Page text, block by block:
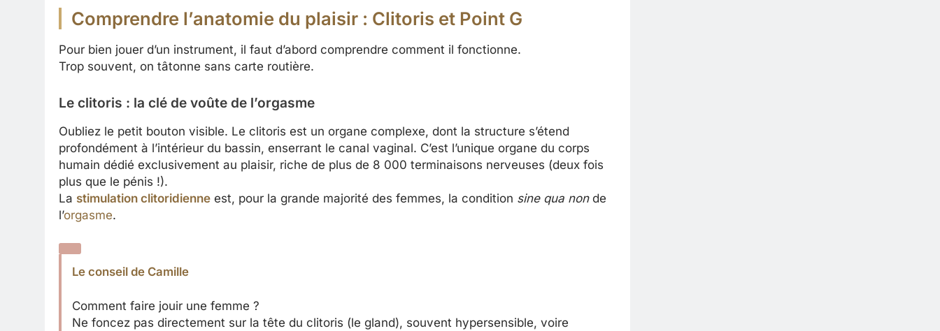
Comprendre l’anatomie du plaisir : Clitoris et Point G
Pour bien jouer d’un instrument, il faut d’abord comprendre comment il fonctionne.
Trop souvent, on tâtonne sans carte routière.
Le clitoris : la clé de voûte de l’orgasme
Oubliez le petit bouton visible. Le clitoris est un organe complexe, dont la structure s’étend
profondément à l’intérieur du bassin, enserrant le canal vaginal. C’est l’unique organe du corps
humain dédié exclusivement au plaisir, riche de plus de 8 000 terminaisons nerveuses (deux fois
plus que le pénis !).
La stimulation clitoridienne est, pour la grande majorité des femmes, la condition sine qua nonde
l’orgasme.
Le conseil de Camille
Comment faire jouir une femme ?
Ne foncez pas directement sur la tête du clitoris (le gland), souvent hypersensible, voire